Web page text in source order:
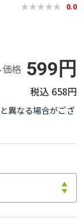
0.0
格 599円
658円
異なる場合がござ